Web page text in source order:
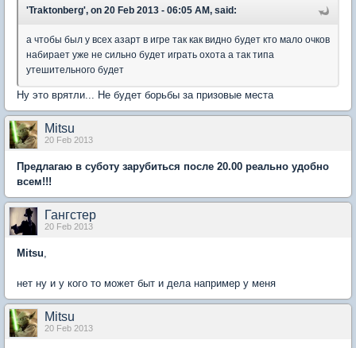
'Traktonberg', on 20 Feb 2013 - 06:05 AM, said:
а чтобы был у всех азарт в игре так как видно будет кто мало очков
набирает уже не сильно будет играть охота а так типа
утешительного будет
Ну это врятли... Не будет борьбы за призовые места
Mitsu
20 Feb 2013
Предлагаю в суботу зарубиться после 20.00 реально удобно
всем!!!
Гангстер
20 Feb 2013
Mitsu,
нет ну и у кого то может быт и дела например у меня
Mitsu
20 Feb 2013